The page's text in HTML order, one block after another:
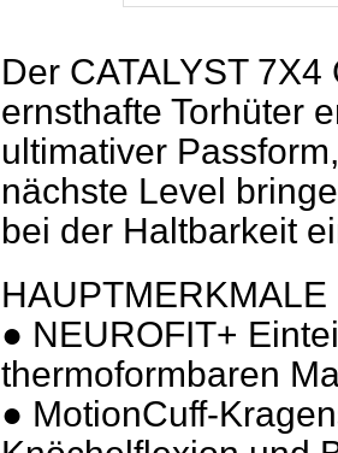
Der CATALYST
ernsthafte Torhüter
ultimativer
nächste Level
bei der Haltbarkeit
HAUPTMERKMALE
● NEUROFIT+
thermoformbaren
● MotionCuff-